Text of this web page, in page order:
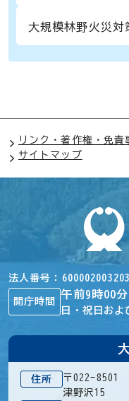
大規模林野火災対
リンク・著作権・免責
サイトマップ
法人番号
開庁時間
午前9時00
日・祝日およ
住所
〒022-8501
津野沢15